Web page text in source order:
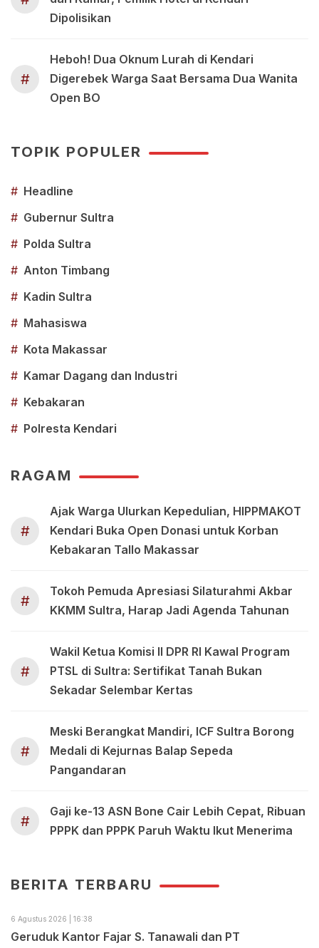
Dipolisikan
#
Heboh! Dua Oknum Lurah di Kendari
Digerebek Warga Saat Bersama Dua Wanita
Open BO
TOPIK POPULER
# Headline
# Gubernur Sultra
# Polda Sultra
# Anton Timbang
# Kadin Sultra
# Mahasiswa
# Kota Makassar
# Kamar Dagang dan Industri
# Kebakaran
# Polresta Kendari
RAGAM
#
Ajak Warga Ulurkan Kepedulian, HIPPMAKOT
Kendari Buka Open Donasi untuk Korban
Kebakaran Tallo Makassar
#
Tokoh Pemuda Apresiasi Silaturahmi Akbar
KKMM Sultra, Harap Jadi Agenda Tahunan
#
Wakil Ketua Komisi II DPR RI Kawal Program
PTSL di Sultra: Sertifikat Tanah Bukan
Sekadar Selembar Kertas
#
Meski Berangkat Mandiri, ICF Sultra Borong
Medali di Kejurnas Balap Sepeda
Pangandaran
#
Gaji ke-13 ASN Bone Cair Lebih Cepat, Ribuan
PPPK dan PPPK Paruh Waktu Ikut Menerima
BERITA TERBARU
6 Agustus 2026 | 16:38
Geruduk Kantor Fajar S. Tanawali dan PT